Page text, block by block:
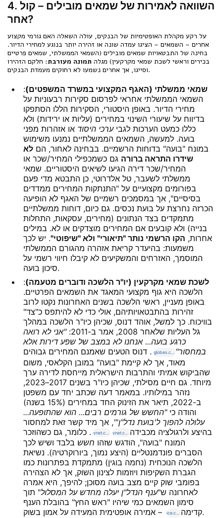
4. השוואה לאמירות של שמאים מובילים – קול
אחר?
על רקע מקהלת האופטימיות של הבנקים, עולה השאלה האם גורמי מקצוע
אחרים – השמאים – הציגו עמדה שונה או זהירה יותר בנוגע למחירי הדיור.
בחינה של התבטאויות שמאים מובילים (השמאי הממשלתי, שמאים פרטיים
בכירים וראשי לשכת שמאי מקרקעין) מגלה תמונה מעורבת: חלקם הזהירו
וסייגו, אך אחרים נשמעו לא רחוקים מעמדת הבנקים.
שמאי ממשלתי (האגף המקצועי במשרד המשפטים):
השמאי הממשלתי אחראי לפרסום סקירות רבעוניות על
מחירי הדיור. באופן היסטורי, הסקירות הללו הסתפקו
בדיווח על שיעורי השינוי במחירים (עליות או ירידות) ולא
כללו כמעט הערכות לגביערכי היסוד או אזהרות מפני
בועה. למעשה, השמאים הממשלתיים נמנעו משימוש
במונח "בועה" בדוחות הרשמיים. בבחינה לאחור, הם לא
שידרו התראה ברורה גם כשמכפילי המחיר/שכר או
המחיר/שכר דירה הגיעו לשיאים היסטוריים. שמאי
ממשלתי לשעבר, טל אלדרוטי, כן התבטא מדי פעם
בפורומים מקצועיים על "התנתקות המחירים ממדדים
בסיסיים", אך במסמכים רשמיים של האגף לא הופיעה
הכרזה נחרצת על בועת נכסים. גם כיום, דוחות ממשלתיים
מתמקדים בצד הנתונים (מחירים, עסקאות, התחלות
בנייה) ולא קובעים אם המחירים מוצדקים או לא. במילים
אחרות, הקו הרשמי נותר "תיאורי" ולא "שיפוטי". יש לכך
משמעות: בהיעדר קריאת אזהרה מהגורם הממשלתי
המוסמך, האזרחים והמשקיעים לא קיבלו חיווי רשמי על
סיכון בועה.
לשכת שמאי מקרקעין (יו"ר הלשכה ודוברים מטעמה):
הלשכה היא גוף מקצועי המאגד את השמאים הפרטיים.
באופן מעניין, ראשי הלשכה בשנים האחרונות נקטו לרוב
זהירות בהתבטאויותיהם, אולי כדי לא להיתפס כ"צד"
בוויכוח. כך למשל, אוהד דנוס, שכיהן כיו"ר הלשכה במהלך
גל העליות שלאחר 2008, אמר ב-2011:
"אני לא רואה
כרגע בועה... אנחנו לא במצב של שפע דירות אלא
במחסור"
. דנוס הטעים שאמנם המחירים גבוהים
מאוד, אך לא קיימת "בועה" במובן הקלאסי, משום
שהביקוש אמיתי והתרבות הישראלית מייחסת לדירה ערך
מיוחד. גם חיים מסילתי, שכיהן כיו"ר בשנים 2017–2023,
נזהר במילותיו. במאמר דעה שכתב יחד עם משפטן
ב-2022, תיאר את הזינוק החד במחירים (15% בשנה)
והודה כי"החשש של גורמים רבים... הוא שהתופעה...
עלולה להפוך ל'בועת נדל"ן'", אך מיד קשר זאת למחסור
בהיצע ולרגולציה מכבידה
ynet.co.il
. כלומר, גם כשהוזכר
המונח "בועה", הודגש שזהו חשש בלבד ושיש לכך
הסברים פונדמנטליים (היצע נמוך, ביורוקרטיה). נשיאת
הלשכה הנוכחית (נחמה בוגין) מתמקדת בפתרונות כמו
הגברת השקיפות ויוזמות לצינון השוק, אך לא הצהירה
בפומבי שוק קיים מצב בועה מסוכן; להיפך, היא אמרה
לאחרונה ש"ענף הנדל"ן יעלה מחדש על המסלול" תוך
סימון השמאים כמי שיהיו "ראש החץ" בהובלת הענף
קדימה– אמירה אופטימית המעידה על אמון בשוק.